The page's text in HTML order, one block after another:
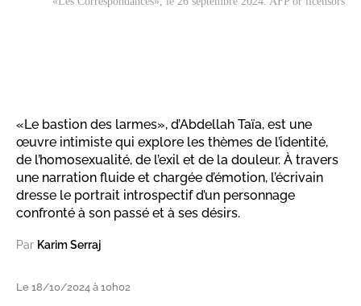
«Le bastion des larmes», d’Abdellah Taïa, est une
œuvre intimiste qui explore les thèmes de l’identité,
de l’homosexualité, de l’exil et de la douleur. À travers
une narration fluide et chargée d’émotion, l’écrivain
dresse le portrait introspectif d’un personnage
confronté à son passé et à ses désirs.
Par Karim Serraj
Le 18/10/2024 à 10h02